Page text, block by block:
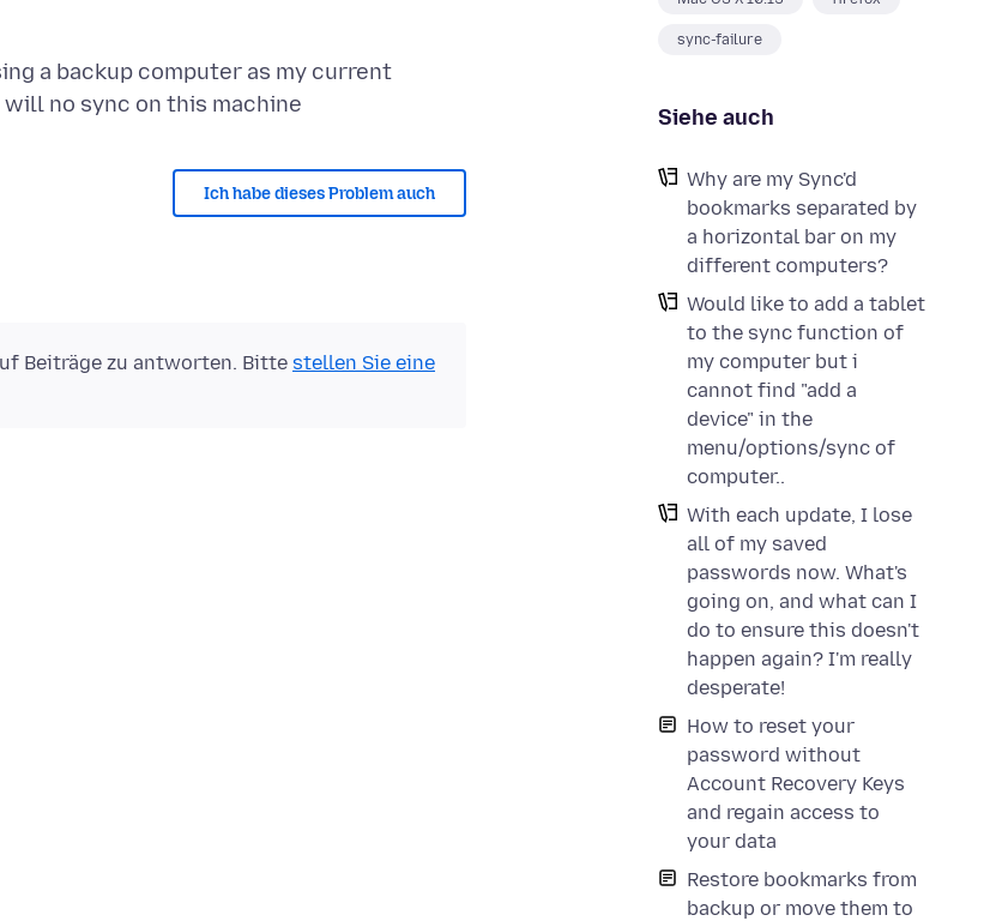
sync-failure
Siehe auch
Why are my Sync'd
bookmarks separated by
a horizontal bar on my
different computers?
Would like to add a tablet
to the sync function of
my computer but i
cannot find "add a
device" in the
menu/options/sync of
computer..
With each update, I lose
all of my saved
passwords now. What's
going on, and what can I
do to ensure this doesn't
happen again? I'm really
desperate!
How to reset your
password without
Account Recovery Keys
and regain access to
your data
Restore bookmarks from
backup or move them to
a backup computer as my current
Ich habe dieses Problem auch
Beiträge zu antworten. Bitte stellen Sie eine